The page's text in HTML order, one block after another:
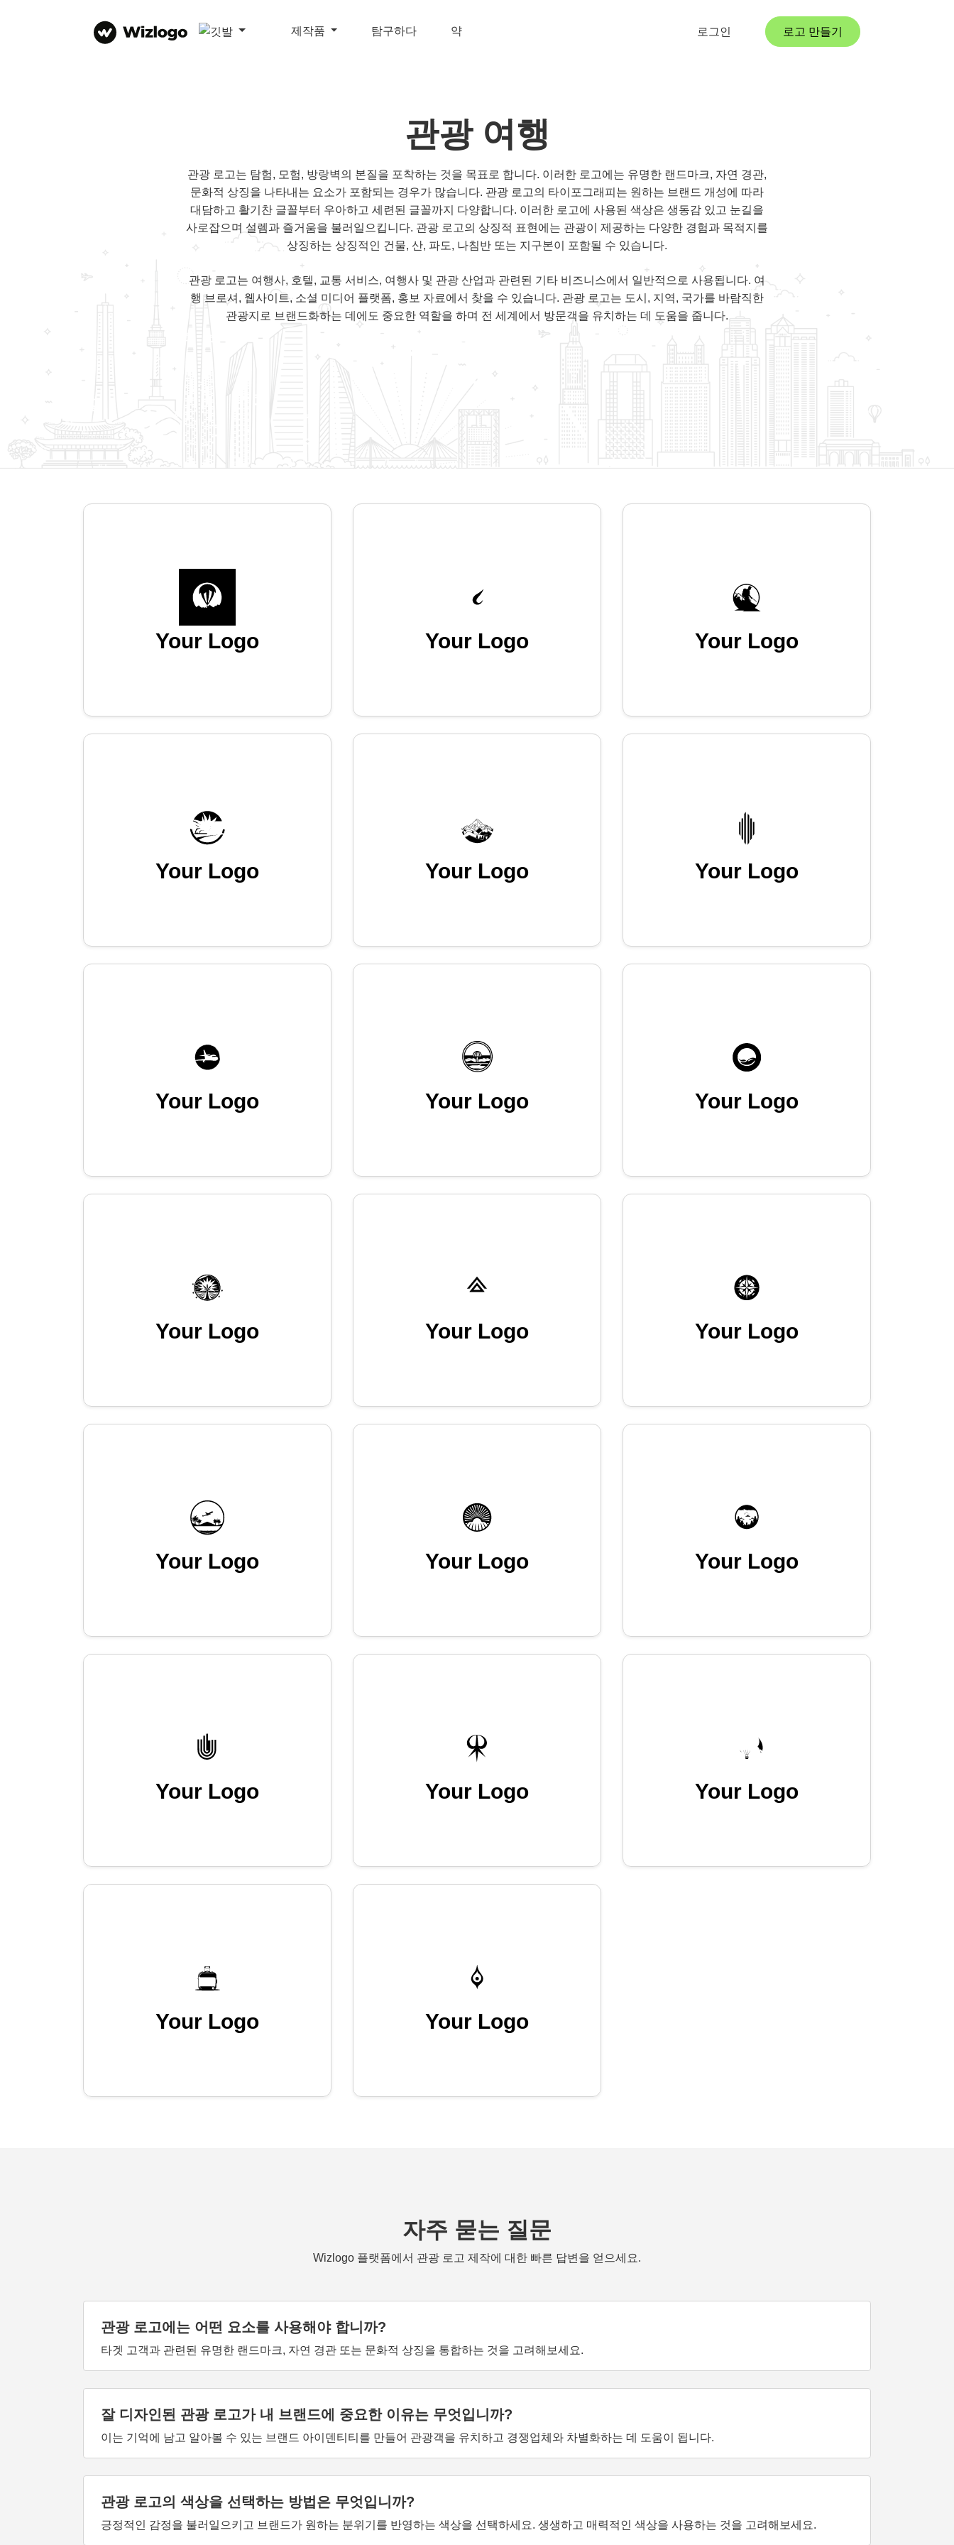
제작품 탐구하다 약 로그인 로고 만들기
관광 여행
관광 로고는 탐험, 모험, 방랑벽의 본질을 포착하는 것을 목표로 합니다. 이러한 로고에는 유명한 랜드마크, 자연 경관,
문화적 상징을 나타내는 요소가 포함되는 경우가 많습니다. 관광 로고의 타이포그래피는 원하는 브랜드 개성에 따라
대담하고 활기찬 글꼴부터 우아하고 세련된 글꼴까지 다양합니다. 이러한 로고에 사용된 색상은 생동감 있고 눈길을
사로잡으며 설렘과 즐거움을 불러일으킵니다. 관광 로고의 상징적 표현에는 관광이 제공하는 다양한 경험과 목적지를
상징하는 상징적인 건물, 산, 파도, 나침반 또는 지구본이 포함될 수 있습니다.
관광 로고는 여행사, 호텔, 교통 서비스, 여행사 및 관광 산업과 관련된 기타 비즈니스에서 일반적으로 사용됩니다. 여
행 브로셔, 웹사이트, 소셜 미디어 플랫폼, 홍보 자료에서 찾을 수 있습니다. 관광 로고는 도시, 지역, 국가를 바람직한
관광지로 브랜드화하는 데에도 중요한 역할을 하며 전 세계에서 방문객을 유치하는 데 도움을 줍니다.
Your Logo Your Logo Your Logo
Your Logo Your Logo Your Logo
Your Logo Your Logo Your Logo
Your Logo Your Logo Your Logo
Your Logo Your Logo Your Logo
Your Logo Your Logo Your Logo
Your Logo Your Logo
자주 묻는 질문
Wizlogo 플랫폼에서 관광 로고 제작에 대한 빠른 답변을 얻으세요.
관광 로고에는 어떤 요소를 사용해야 합니까?
타겟 고객과 관련된 유명한 랜드마크, 자연 경관 또는 문화적 상징을 통합하는 것을 고려해보세요.
잘 디자인된 관광 로고가 내 브랜드에 중요한 이유는 무엇입니까?
이는 기억에 남고 알아볼 수 있는 브랜드 아이덴티티를 만들어 관광객을 유치하고 경쟁업체와 차별화하는 데 도움이 됩니다.
관광 로고의 색상을 선택하는 방법은 무엇입니까?
긍정적인 감정을 불러일으키고 브랜드가 원하는 분위기를 반영하는 색상을 선택하세요. 생생하고 매력적인 색상을 사용하는 것을 고려해보세요.